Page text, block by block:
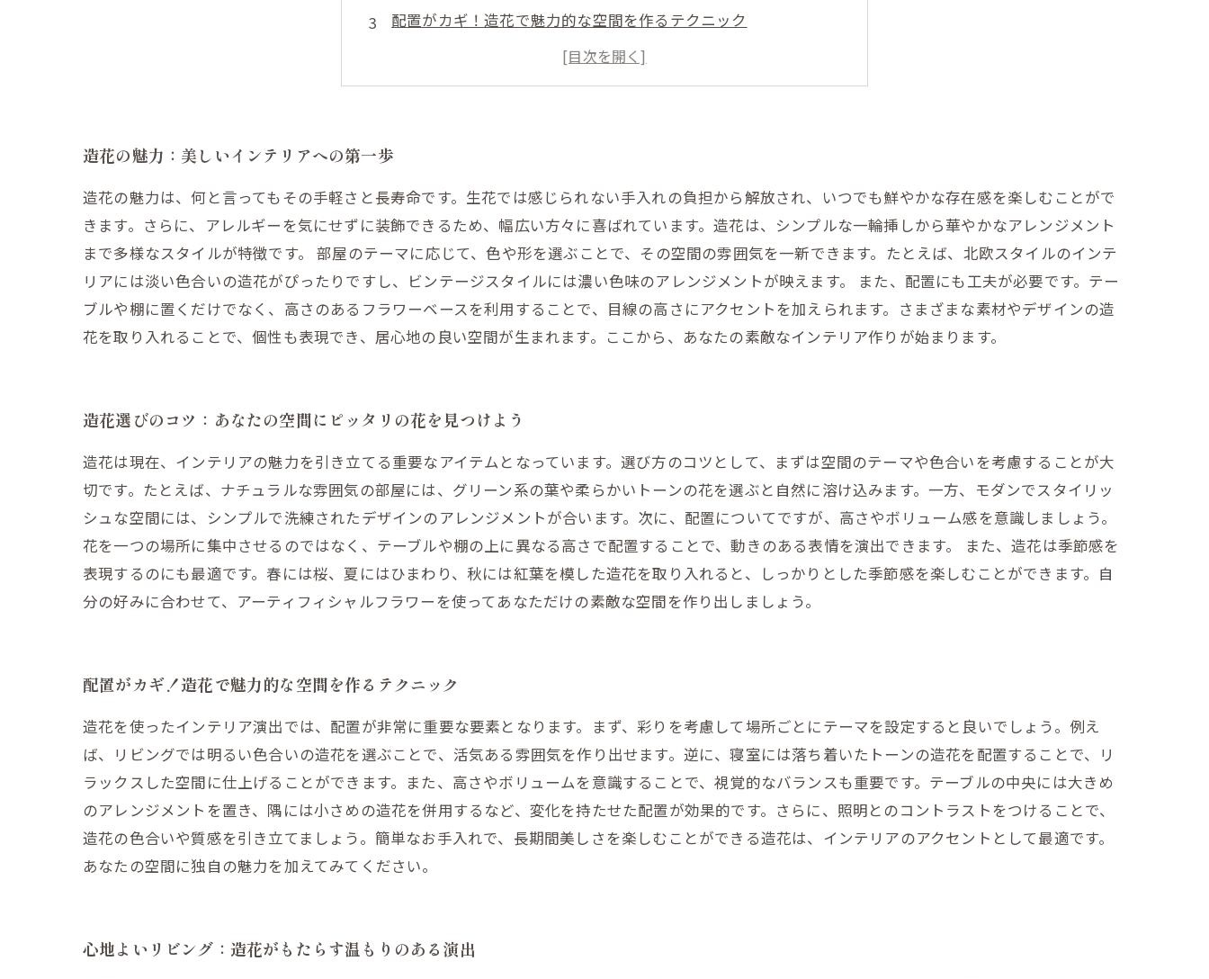
配置がカギ！造花で魅力的な空間を作るテクニック
心地よいリビング：造花がもたらす温もりのある演出
オフィスの雰囲気を変える：造花で作る心地よい空間
素敵なインテリアライフ：造花を活用して彩り豊かな暮らしへ
造花の魅力：美しいインテリアへの第一歩
造花の魅力は、何と言ってもその手軽さと長寿命です。生花では感じられない手入れの負担から解放され、いつでも鮮やかな存在感を楽しむことがで
きます。さらに、アレルギーを気にせずに装飾できるため、幅広い方々に喜ばれています。造花は、シンプルな一輪挿しから華やかなアレンジメント
まで多様なスタイルが特徴です。 部屋のテーマに応じて、色や形を選ぶことで、その空間の雰囲気を一新できます。たとえば、北欧スタイルのインテ
リアには淡い色合いの造花がぴったりですし、ビンテージスタイルには濃い色味のアレンジメントが映えます。 また、配置にも工夫が必要です。テー
ブルや棚に置くだけでなく、高さのあるフラワーベースを利用することで、目線の高さにアクセントを加えられます。さまざまな素材やデザインの造
花を取り入れることで、個性も表現でき、居心地の良い空間が生まれます。ここから、あなたの素敵なインテリア作りが始まります。
造花選びのコツ：あなたの空間にピッタリの花を見つけよう
造花は現在、インテリアの魅力を引き立てる重要なアイテムとなっています。選び方のコツとして、まずは空間のテーマや色合いを考慮することが大
切です。たとえば、ナチュラルな雰囲気の部屋には、グリーン系の葉や柔らかいトーンの花を選ぶと自然に溶け込みます。一方、モダンでスタイリッ
シュな空間には、シンプルで洗練されたデザインのアレンジメントが合います。次に、配置についてですが、高さやボリューム感を意識しましょう。
花を一つの場所に集中させるのではなく、テーブルや棚の上に異なる高さで配置することで、動きのある表情を演出できます。 また、造花は季節感を
表現するのにも最適です。春には桜、夏にはひまわり、秋には紅葉を模した造花を取り入れると、しっかりとした季節感を楽しむことができます。自
分の好みに合わせて、アーティフィシャルフラワーを使ってあなただけの素敵な空間を作り出しましょう。
配置がカギ！造花で魅力的な空間を作るテクニック
造花を使ったインテリア演出では、配置が非常に重要な要素となります。まず、彩りを考慮して場所ごとにテーマを設定すると良いでしょう。例え
ば、リビングでは明るい色合いの造花を選ぶことで、活気ある雰囲気を作り出せます。逆に、寝室には落ち着いたトーンの造花を配置することで、リ
ラックスした空間に仕上げることができます。また、高さやボリュームを意識することで、視覚的なバランスも重要です。テーブルの中央には大きめ
のアレンジメントを置き、隅には小さめの造花を併用するなど、変化を持たせた配置が効果的です。さらに、照明とのコントラストをつけることで、
造花の色合いや質感を引き立てましょう。簡単なお手入れで、長期間美しさを楽しむことができる造花は、インテリアのアクセントとして最適です。
あなたの空間に独自の魅力を加えてみてください。
心地よいリビング：造花がもたらす温もりのある演出